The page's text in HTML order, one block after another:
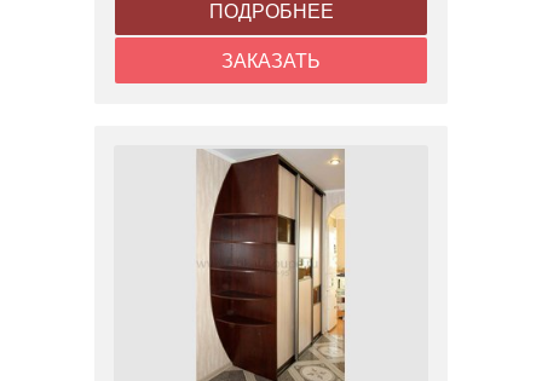
ПОДРОБНЕЕ
ЗАКАЗАТЬ